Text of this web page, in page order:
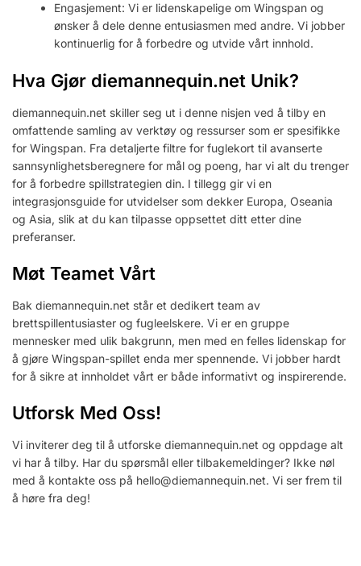
Engasjement: Vi er lidenskapelige om Wingspan og
ønsker å dele denne entusiasmen med andre. Vi jobber
kontinuerlig for å forbedre og utvide vårt innhold.
Hva Gjør diemannequin.net Unik?
diemannequin.net skiller seg ut i denne nisjen ved å tilby en
omfattende samling av verktøy og ressurser som er spesifikke
for Wingspan. Fra detaljerte filtre for fuglekort til avanserte
sannsynlighetsberegnere for mål og poeng, har vi alt du trenger
for å forbedre spillstrategien din. I tillegg gir vi en
integrasjonsguide for utvidelser som dekker Europa, Oseania
og Asia, slik at du kan tilpasse oppsettet ditt etter dine
preferanser.
Møt Teamet Vårt
Bak diemannequin.net står et dedikert team av
brettspillentusiaster og fugleelskere. Vi er en gruppe
mennesker med ulik bakgrunn, men med en felles lidenskap for
å gjøre Wingspan-spillet enda mer spennende. Vi jobber hardt
for å sikre at innholdet vårt er både informativt og inspirerende.
Utforsk Med Oss!
Vi inviterer deg til å utforske diemannequin.net og oppdage alt
vi har å tilby. Har du spørsmål eller tilbakemeldinger? Ikke nøl
med å kontakte oss på hello@diemannequin.net. Vi ser frem til
å høre fra deg!